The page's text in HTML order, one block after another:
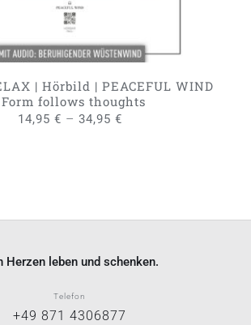
DER
GEWÄHLT
WERDEN
| Hörbild | PEACEFUL WIND
Form follows thoughts
14,95 € – 34,95 €
Herzen leben und schenken.
Telefon
+49 871 4306877